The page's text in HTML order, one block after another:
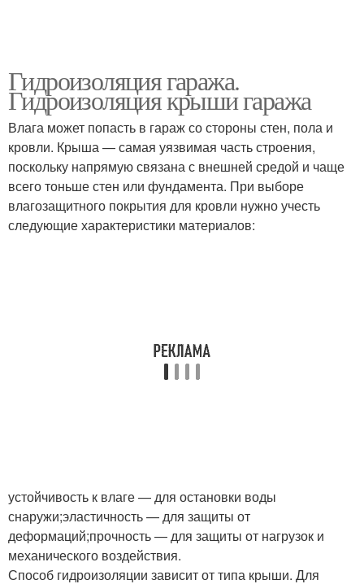
Гидроизоляция гаража.
Гидроизоляция крыши гаража
Влага может попасть в гараж со стороны стен, пола и
кровли. Крыша — самая уязвимая часть строения,
поскольку напрямую связана с внешней средой и чаще
всего тоньше стен или фундамента. При выборе
влагозащитного покрытия для кровли нужно учесть
следующие характеристики материалов:
устойчивость к влаге — для остановки воды
снаружи;эластичность — для защиты от
деформаций;прочность — для защиты от нагрузок и
механического воздействия.
Способ гидроизоляции зависит от типа крыши. Для